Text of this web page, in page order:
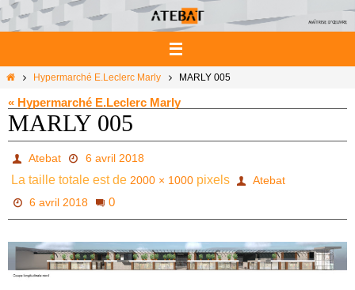
Passer
vers
le
HomeHypermarché E.Leclerc Marly MARLY 005
« Hypermarché E.Leclerc Marly
MARLY 005
Atebat 6 avril 2018
La taille totale est de 2000 × 1000 pixels
Atebat
6 avril 2018
0